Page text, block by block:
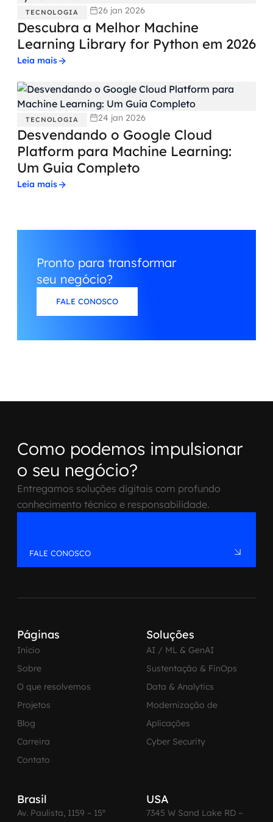
TECNOLOGIA 26 jan 2026
Descubra a Melhor Machine
Learning Library for Python em 2026
Leia mais
TECNOLOGIA 24 jan 2026
Desvendando o Google Cloud
Platform para Machine Learning:
Um Guia Completo
Leia mais
Pronto para transformar
seu negócio?
FALE CONOSCO
Como podemos impulsionar
o seu negócio?
Entregamos soluções digitais com profundo
conhecimento técnico e responsabilidade.
FALE CONOSCO
Páginas
Inicio
Sobre
O que resolvemos
Projetos
Blog
Carreira
Contato
Soluções
AI / ML & GenAI
Sustentação & FinOps
Data & Analytics
Modernização de
Aplicações
Cyber Security
Brasil
Av. Paulista, 1159 – 15º
USA
7345 W Sand Lake RD –